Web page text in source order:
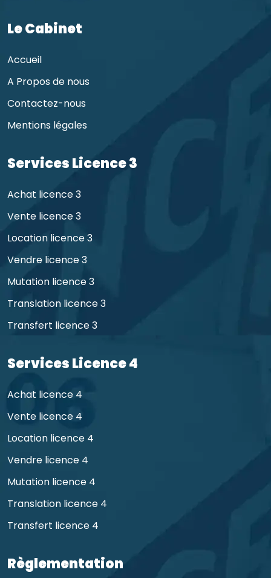
Le Cabinet
Accueil
A Propos de nous
Contactez-nous
Mentions légales
Services Licence 3
Achat licence 3
Vente licence 3
Location licence 3
Vendre licence 3
Mutation licence 3
Translation licence 3
Transfert licence 3
Services Licence 4
Achat licence 4
Vente licence 4
Location licence 4
Vendre licence 4
Mutation licence 4
Translation licence 4
Transfert licence 4
Règlementation